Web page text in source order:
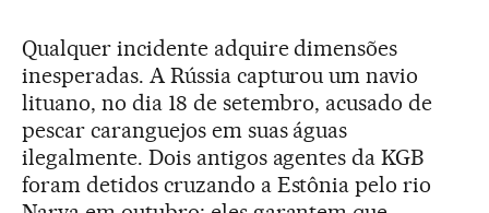
Qualquer incidente adquire dimensões
inesperadas. A Rússia capturou um navio
lituano, no dia 18 de setembro, acusado de
pescar caranguejos em suas águas
ilegalmente. Dois antigos agentes da KGB
foram detidos cruzando a Estônia pelo rio